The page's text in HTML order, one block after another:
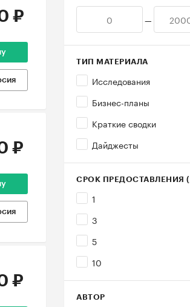
—
ТИП МАТЕРИАЛА
Исследования
Бизнес-планы
Краткие сводки
Дайджесты
СРОК ПРЕДОСТАВЛЕНИЯ
1
3
5
10
АВТОР
₽
₽
₽